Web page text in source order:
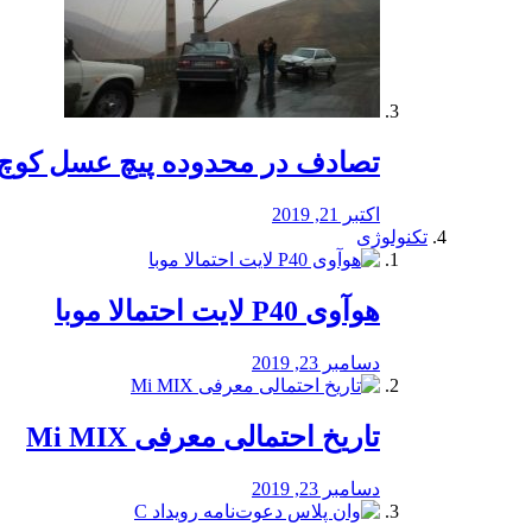
تصادف در محدوده پیچ عسل
اکتبر 21, 2019
تکنولوژی
هوآوی P40 لایت احتمالا موبا
دسامبر 23, 2019
تاریخ احتمالی معرفی Mi MIX
دسامبر 23, 2019